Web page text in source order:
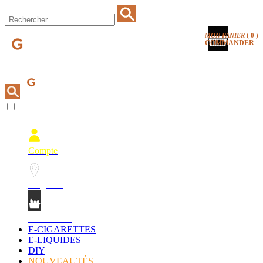
MON PANIER ( 0 )
COMMANDER
Compte
E-CIGARETTES
E-LIQUIDES
DIY
NOUVEAUTÉS